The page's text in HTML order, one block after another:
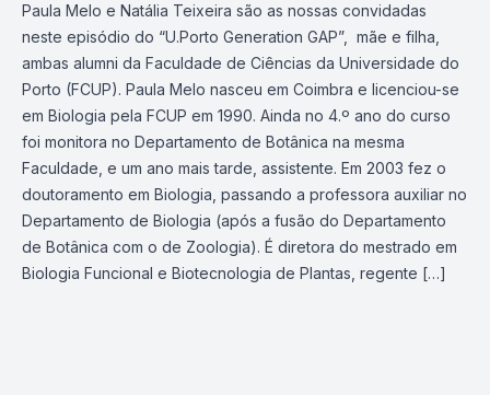
Paula Melo e Natália Teixeira são as nossas convidadas
neste episódio do “U.Porto Generation GAP”, mãe e filha,
ambas alumni da Faculdade de Ciências da Universidade do
Porto (FCUP). Paula Melo nasceu em Coimbra e licenciou-se
em Biologia pela FCUP em 1990. Ainda no 4.º ano do curso
foi monitora no Departamento de Botânica na mesma
Faculdade, e um ano mais tarde, assistente. Em 2003 fez o
doutoramento em Biologia, passando a professora auxiliar no
Departamento de Biologia (após a fusão do Departamento
de Botânica com o de Zoologia). É diretora do mestrado em
Biologia Funcional e Biotecnologia de Plantas, regente […]